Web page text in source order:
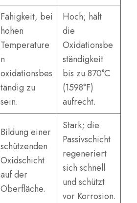
Fähigkeit, bei
hohen
Temperature
n
oxidationsbes
tändig zu
sein.
Hoch; hält
die
Oxidationsbe
ständigkeit
bis zu 870°C
(1598°F)
aufrecht.
Bildung einer
schützenden
Oxidschicht
auf der
Oberfläche.
Stark; die
Passivschicht
regeneriert
sich schnell
und schützt
vor Korrosion.